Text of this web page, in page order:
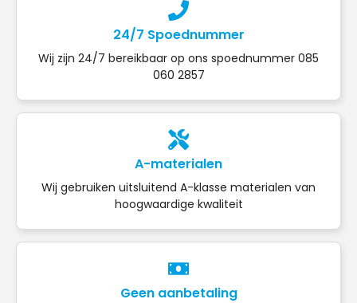
24/7 Spoednummer
Wij zijn 24/7 bereikbaar op ons spoednummer 085
060 2857
A-materialen
Wij gebruiken uitsluitend A-klasse materialen van
hoogwaardige kwaliteit
Geen aanbetaling